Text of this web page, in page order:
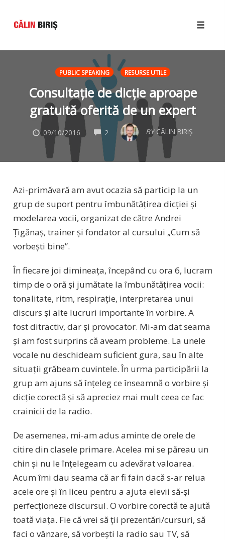
PUBLIC SPEAKING RESURSE UTILE
Consultație de dicție aproape
gratuită oferită de un expert
09/10/2016 2 COMMENTS BY CĂLIN BIRIȘ
Azi-primăvară am avut ocazia să particip la un
grup de suport pentru îmbunătățirea dicției și
modelarea vocii, organizat de către Andrei
Țigănaș, trainer și fondator al cursului „Cum să
vorbești bine”.
În fiecare joi dimineața, începând cu ora 6, lucram
timp de o oră și jumătate la îmbunătățirea vocii:
tonalitate, ritm, respirație, interpretarea unui
discurs și alte lucruri importante în vorbire. A
fost ditractiv, dar și provocator. Mi-am dat seama
și am fost surprins că aveam probleme. La unele
vocale nu deschideam suficient gura, sau în alte
situații grăbeam cuvintele. În urma participării la
grup am ajuns să înțeleg ce înseamnă o vorbire și
dicție corectă și să apreciez mai mult ceea ce fac
crainicii de la radio.
De asemenea, mi-am adus aminte de orele de
citire din clasele primare. Acelea mi se păreau un
chin și nu le înțelegeam cu adevărat valoarea.
Acum îmi dau seama că ar fi fain dacă s-ar relua
acele ore și în liceu pentru a ajuta elevii să-și
perfecționeze discursul. O vorbire corectă te ajută
toată viața. Fie că vrei să ții prezentări/cursuri, să
faci o vânzare, să vorbești la radio sau TV, să